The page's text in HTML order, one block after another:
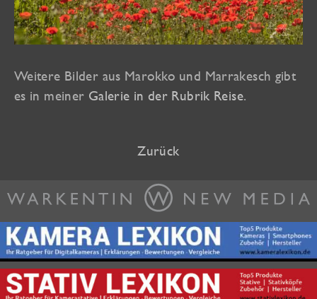
Weitere Bilder aus Marokko und Marrakesch gibt
es in meiner Galerie in der Rubrik Reise.
Zurück